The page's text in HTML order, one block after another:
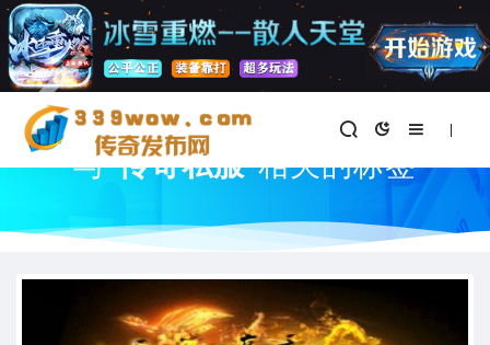
首页
与"传奇私服"相关的标签